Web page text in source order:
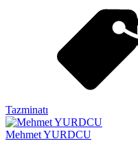
Tazminatı
Mehmet YURDCU